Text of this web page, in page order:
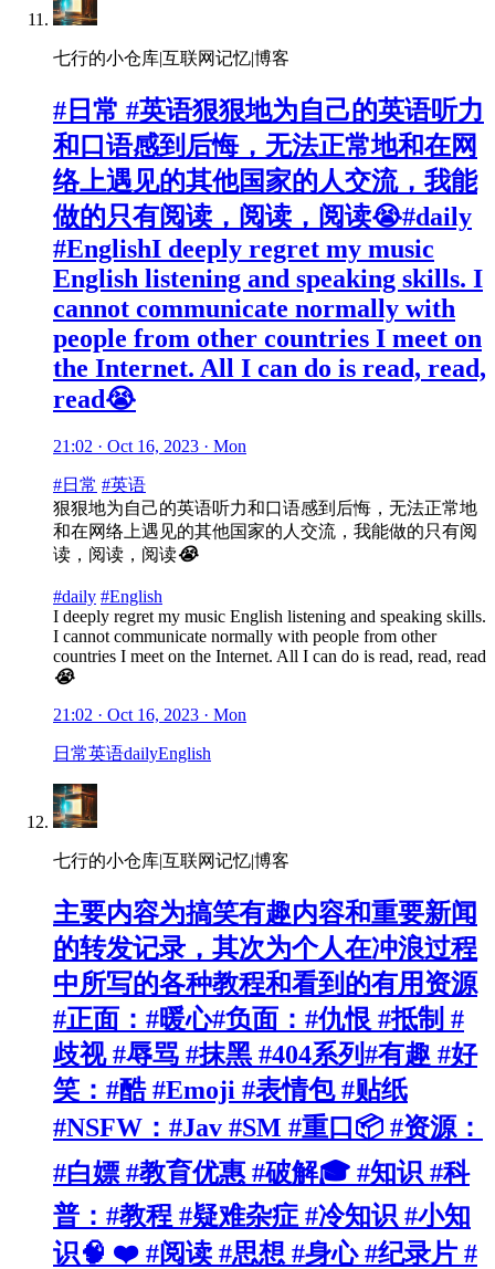
七行的小仓库|互联网记忆|博客
#日常 #英语狠狠地为自己的英语听力
和口语感到后悔，无法正常地和在网
络上遇见的其他国家的人交流，我能
做的只有阅读，阅读，阅读😭#daily
#EnglishI deeply regret my music
English listening and speaking skills. I
cannot communicate normally with
people from other countries I meet on
the Internet. All I can do is read, read,
read😭
21:02 · Oct 16, 2023 · Mon
#日常 #英语
狠狠地为自己的英语听力和口语感到后悔，无法正常地
和在网络上遇见的其他国家的人交流，我能做的只有阅
读，阅读，阅读😭
#daily #English
I deeply regret my music English listening and speaking skills.
I cannot communicate normally with people from other
countries I meet on the Internet. All I can do is read, read, read
😭
21:02 · Oct 16, 2023 · Mon
日常英语dailyEnglish
七行的小仓库|互联网记忆|博客
主要内容为搞笑有趣内容和重要新闻
的转发记录，其次为个人在冲浪过程
中所写的各种教程和看到的有用资源
#正面：#暖心#负面：#仇恨 #抵制 #
歧视 #辱骂 #抹黑 #404系列#有趣 #好
笑：#酷 #Emoji #表情包 #贴纸
#NSFW：#Jav #SM #重口📦 #资源：
#白嫖 #教育优惠 #破解🎓 #知识 #科
普：#教程 #疑难杂症 #冷知识 #小知
识🧠 ❤️ #阅读 #思想 #身心 #纪录片 #